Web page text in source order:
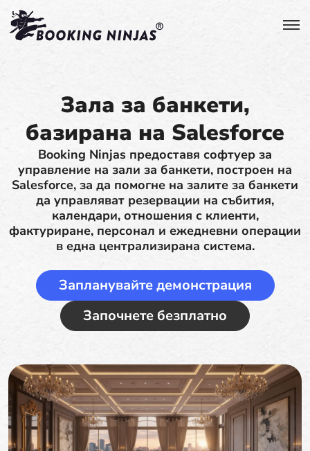
Зала за банкети,
базирана на Salesforce
Booking Ninjas предоставя софтуер за
управление на зали за банкети, построен на
Salesforce, за да помогне на залите за банкети
да управляват резервации на събития,
календари, отношения с клиенти,
фактуриране, персонал и ежедневни операции
в една централизирана система.
Запланувайте демонстрация
Започнете безплатно